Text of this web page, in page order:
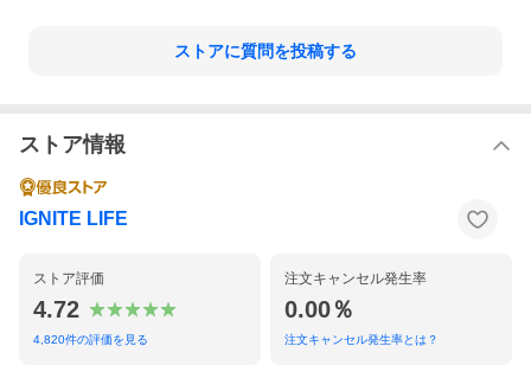
ストアに質問を投稿する
ストア情報
IGNITE LIFE
ストア評価
4.72
4,820件の評価を見る
注文キャンセル発生率
0.00％
注文キャンセル発生率とは？